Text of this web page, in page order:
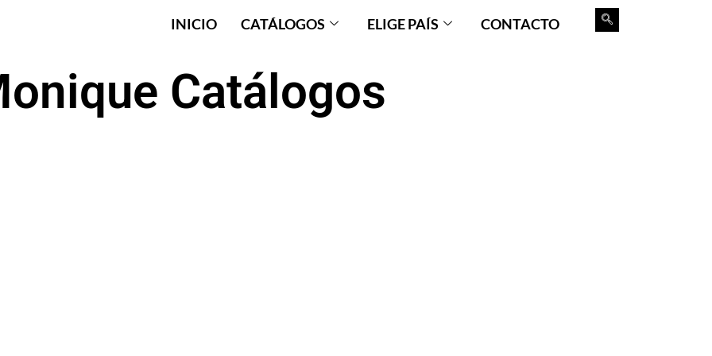
INICIO CATÁLOGOS ELIGE PAÍS CONTACTO
Catálogos